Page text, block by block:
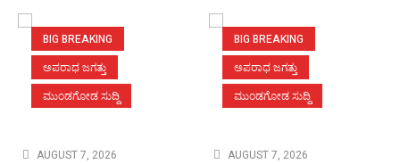
BIG BREAKING
ಅಪರಾಧ ಜಗತ್ತು
ಮುಂಡಗೋಡ ಸುದ್ದಿ
AUGUST 7, 2026
BIG BREAKING
ಅಪರಾಧ ಜಗತ್ತು
ಮುಂಡಗೋಡ ಸುದ್ದಿ
AUGUST 7, 2026